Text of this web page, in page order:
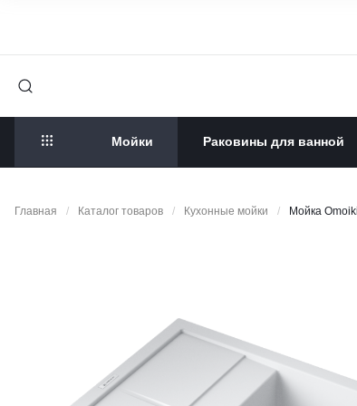
Мойки Раковины для ванной
Главная / Каталог товаров / Кухонные мойки / Мойка